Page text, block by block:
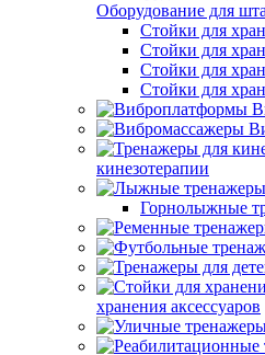
Оборудование для
Стойки для
Стойки для
Стойки для
Стойки для
кинезотерапии
Горнолыжные
хранения аксессуаров